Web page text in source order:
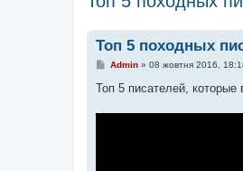
Топ 5 походных
П
в
Admin» 08 жовтня 2016,
Топ 5 писателей,